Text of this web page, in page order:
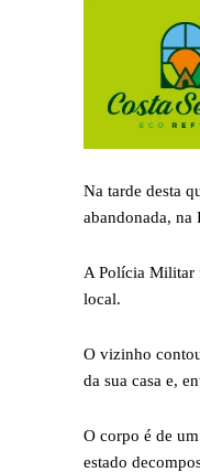
Na tarde desta
abandonada,
A Polícia Militar
local.
O vizinho
da sua casa e,
O corpo é de
estado